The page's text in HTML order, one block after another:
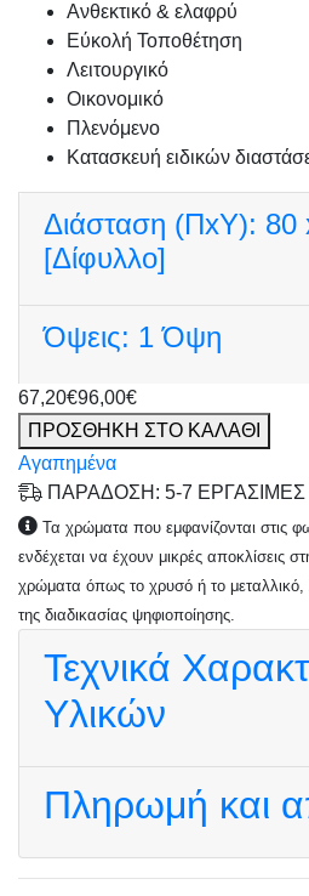
Ανθεκτικό & ελαφρύ
Εύκολή Τοποθέτηση
Λειτουργικό
Οικονομικό
Πλενόμενο
Κατασκευή ειδικών
Διάσταση (ΠxΥ): 80
[Δίφυλλο]
Όψεις: 1 Όψη
67,20€96,00€
ΠΡΟΣΘΗΚΗ ΣΤΟ ΚΑΛΑΘΙ
Αγαπημένα
ΠΑΡΑΔΟΣΗ: 5-7
Τα χρώματα που εμφανίζονται στις
ενδέχεται να έχουν μικρές αποκλίσεις
χρώματα όπως το χρυσό ή το
της διαδικασίας ψηφιοποίησης.
Τεχνικά
Υλικών
Πληρωμή και